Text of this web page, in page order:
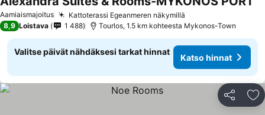
Aamiaismajoitus Kattoterassi Egeanmeren näkymillä
8,9 Loistava 1 488 Tourlos, 1.5 km kohteesta Mykonos-Town
Valitse päivät nähdäksesi tarkat hinnat
Katso hinnat
Jaa